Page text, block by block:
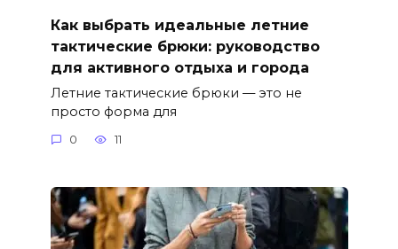
Как выбрать идеальные летние
тактические брюки: руководство
для активного отдыха и города
Летние тактические брюки — это не
просто форма для
0 11